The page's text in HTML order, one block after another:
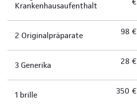
Krankenhausaufenthalt
€
2 Originalpräparate 98 €
3 Generika 28 €
1 brille 350 €